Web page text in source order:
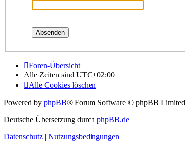
Foren-Übersicht
Alle Zeiten sind UTC+02:00
Alle Cookies löschen
Powered by phpBB® Forum Software © phpBB Limited
Deutsche Übersetzung durch phpBB.de
Datenschutz | Nutzungsbedingungen